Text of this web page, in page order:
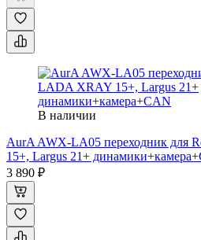
В наличии
AurA AWX-LA05 переходник для
15+, Largus 21+
3 890 ₽